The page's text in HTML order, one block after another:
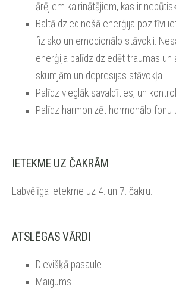
ārējiem kairinātājiem, kas ir
Baltā dziedinošā enerģija pozitīvi
fizisko un emocionālo stāvokli.
enerģija palīdz dziedēt traumas un
skumjām un depresijas stāvokļa.
Palīdz vieglāk savaldīties, un
Palīdz harmonizēt hormonālo fonu
IETEKME UZ ČAKRĀM
Labvēlīga ietekme uz 4. un 7. čakru.
ATSLĒGAS VĀRDI
Dievišķā pasaule.
Maigums.